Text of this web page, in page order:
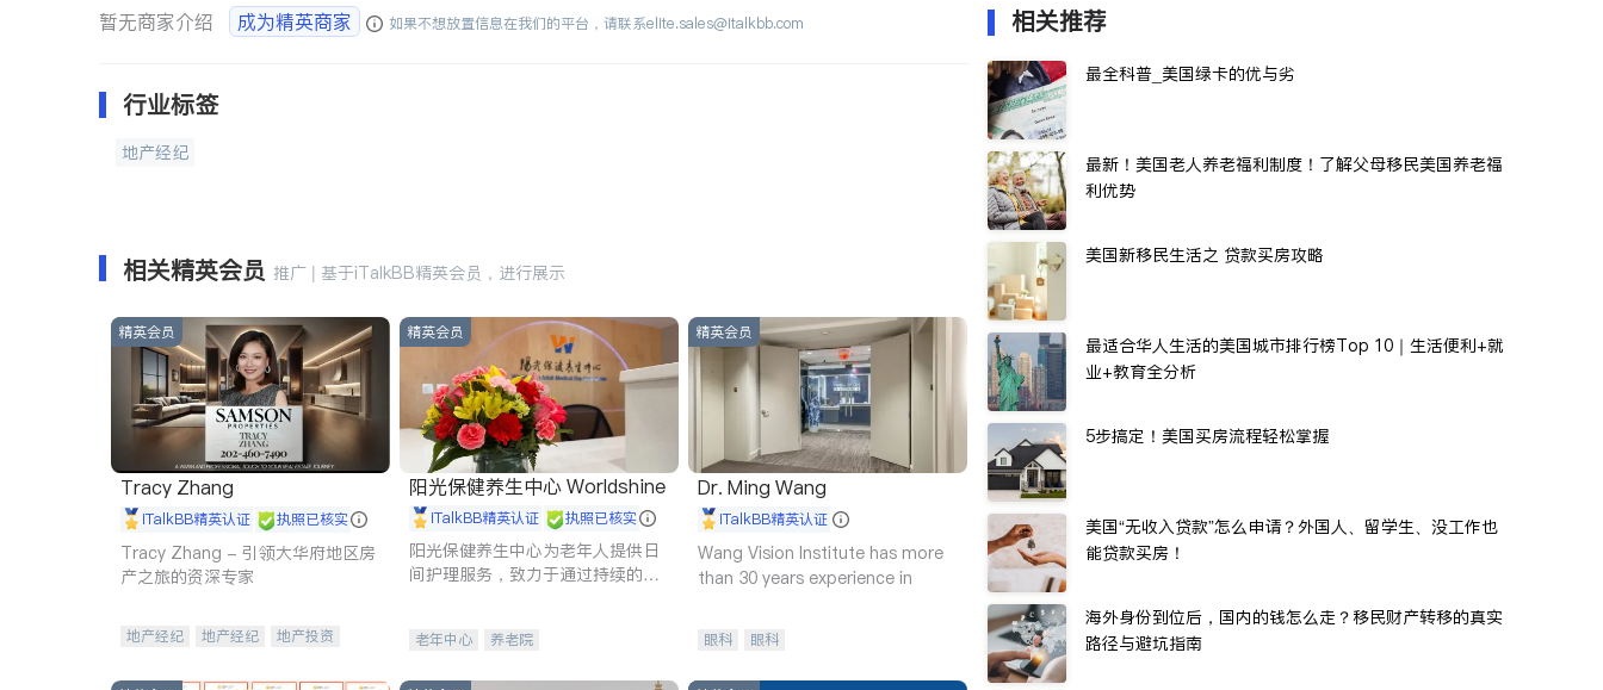
暂无商家介绍 成为精英商家 如果不想放置信息在我们的平台，请联系elite.sales@italkbb.com
行业标签
地产经纪
相关精英会员 推广 | 基于iTalkBB精英会员，进行展示
精英会员
Tracy Zhang
iTalkBB精英认证 执照已核实
Tracy Zhang - 引领大华府地区房
产之旅的资深专家
地产经纪 地产经纪
地产投资
精英会员
阳光保健养生中心 Worldshine
iTalkBB精英认证 执照已核实
阳光保健养生中心为老年人提供日
间护理服务，致力于通过持续的护
老年中心 养老院
精英会员
Dr. Ming Wang
iTalkBB精英认证
Wang Vision Institute has more
than 30 years experience in
眼科 眼科
相关推荐
最全科普_美国绿卡的优与劣
最新！美国老人养老福利制度！了解父母移民美国养老福
利优势
美国新移民生活之 贷款买房攻略
最适合华人生活的美国城市排行榜Top 10｜生活便利+就
业+教育全分析
5步搞定！美国买房流程轻松掌握
美国“无收入贷款”怎么申请？外国人、留学生、没工作也
能贷款买房！
海外身份到位后，国内的钱怎么走？移民财产转移的真实
路径与避坑指南